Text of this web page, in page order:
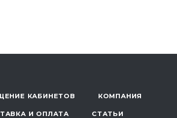
КАБИНЕТОВ КОМПАНИЯ
И ОПЛАТА СТАТЬИ